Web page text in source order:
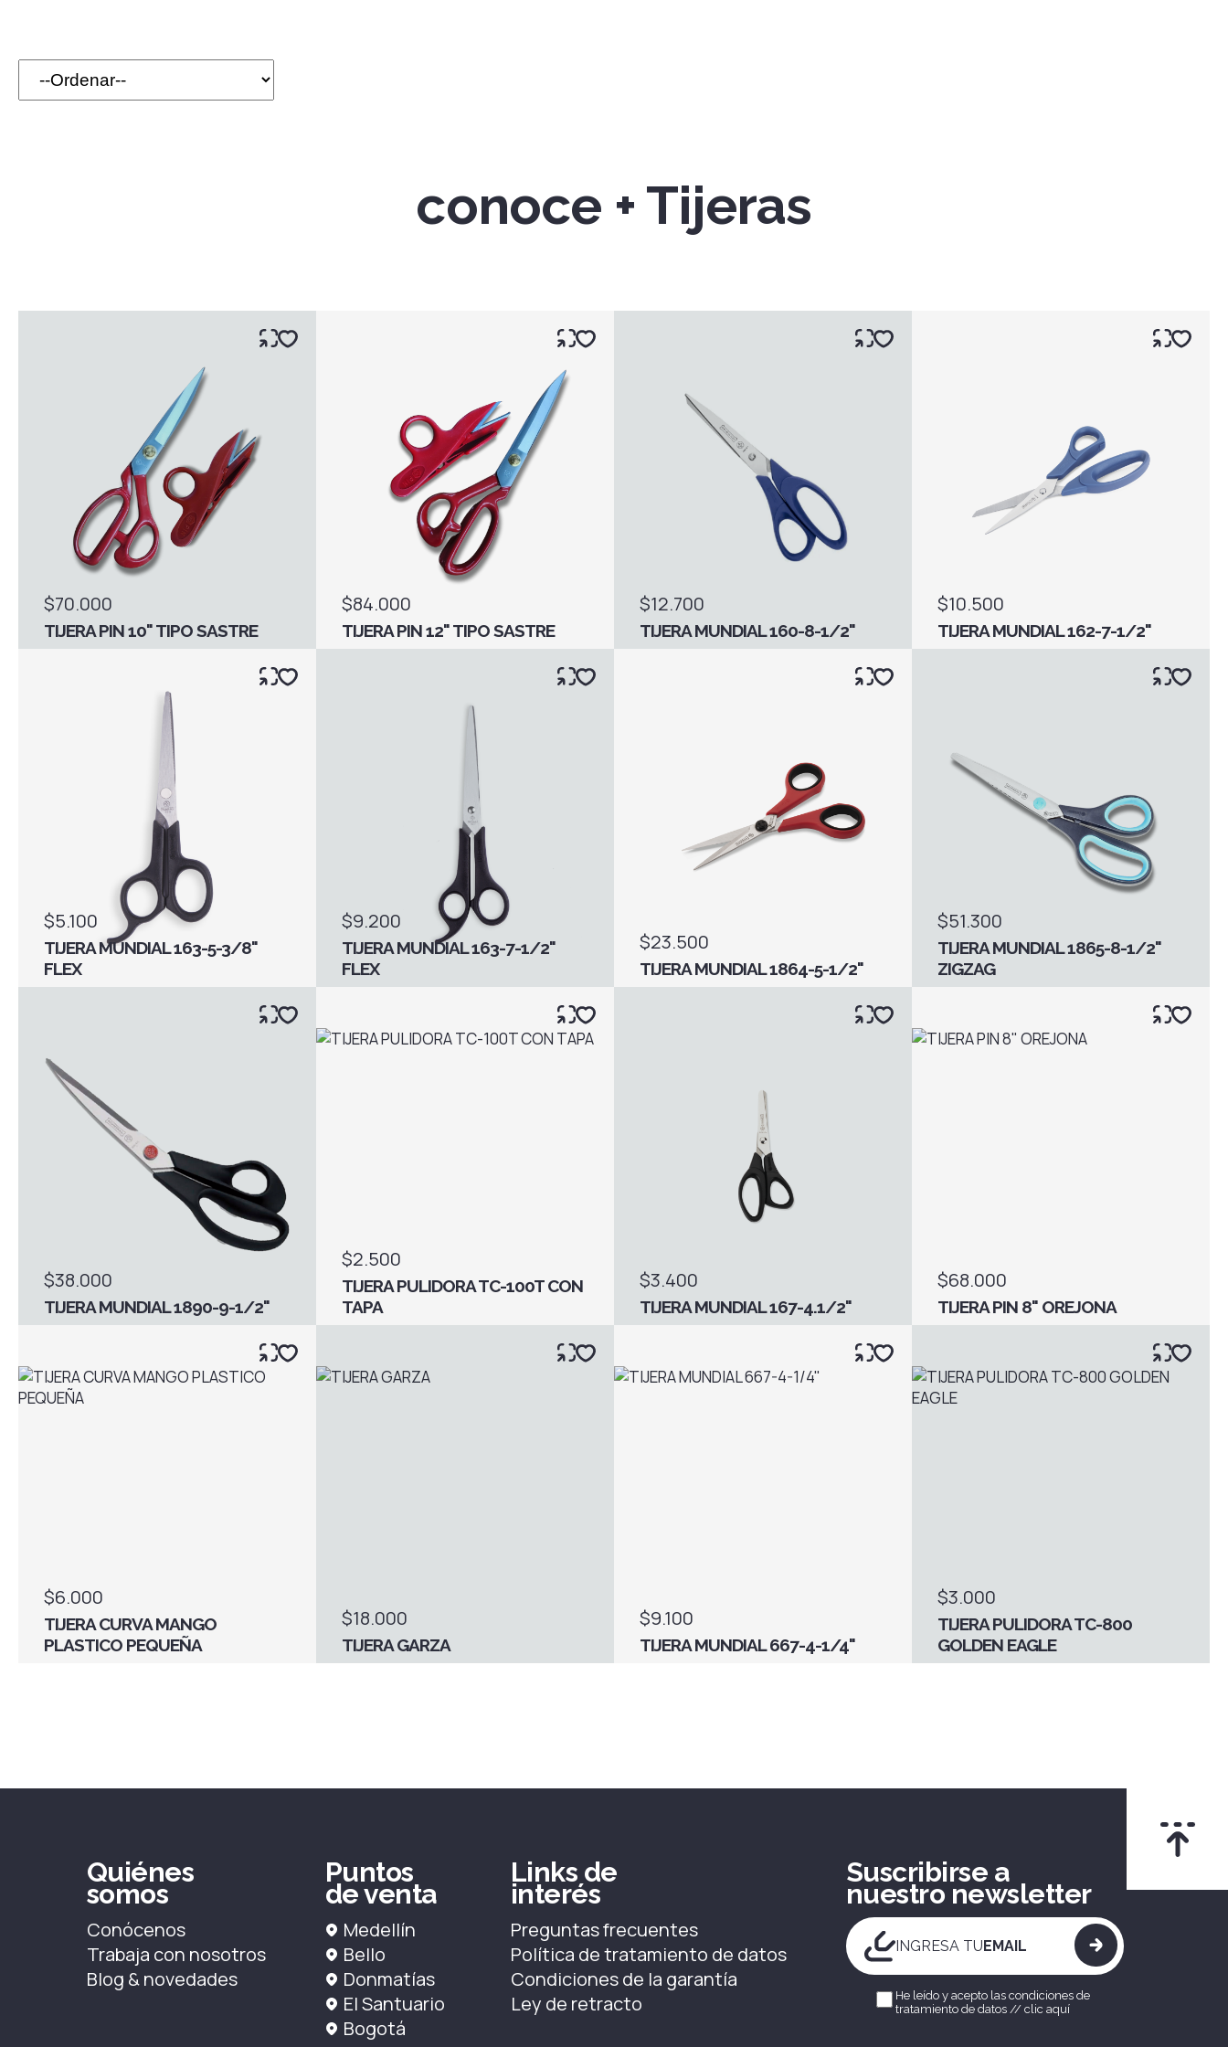
conoce + Tijeras
$70.000
TIJERA PIN 10" TIPO SASTRE
$84.000
TIJERA PIN 12" TIPO SASTRE
$12.700
TIJERA MUNDIAL 160-8-1/2"
$10.500
TIJERA MUNDIAL 162-7-1/2"
$5.100
TIJERA MUNDIAL 163-5-3/8"
FLEX
$9.200
TIJERA MUNDIAL 163-7-1/2"
FLEX
$23.500
TIJERA MUNDIAL 1864-5-1/2"
$51.300
TIJERA MUNDIAL 1865-8-1/2"
ZIGZAG
$38.000
TIJERA MUNDIAL 1890-9-1/2"
$2.500
TIJERA PULIDORA TC-100T CON
TAPA
$3.400
TIJERA MUNDIAL 167-4.1/2"
$68.000
TIJERA PIN 8" OREJONA
$6.000
TIJERA CURVA MANGO
PLASTICO PEQUEÑA
$18.000
TIJERA GARZA
$9.100
TIJERA MUNDIAL 667-4-1/4"
$3.000
TIJERA PULIDORA TC-800
GOLDEN EAGLE
Quiénes
somos
Conócenos
Trabaja con nosotros
Blog & novedades
Puntos
de venta
Medellín
Bello
Donmatías
El Santuario
Bogotá
Links de
interés
Preguntas frecuentes
Política de tratamiento de datos
Condiciones de la garantía
Ley de retracto
Suscribirse a
nuestro newsletter
INGRESA TUEMAIL
He leído y acepto las condiciones de
tratamiento de datos // clic aquí